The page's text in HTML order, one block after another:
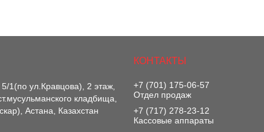
1(по ул.Кравцова), 2 этаж,
кладбища,
Астана, Казахстан
+7 (701) 175-06-57
Отдел продаж
+7 (717) 278-23-12
Кассовые аппараты